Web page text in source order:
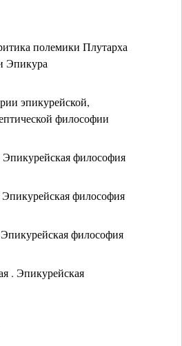
полемики Плутарха
Эпикура
эпикурейской,
философии
Эпикурейская философия
Эпикурейская философия
Эпикурейская философия
. Эпикурейская